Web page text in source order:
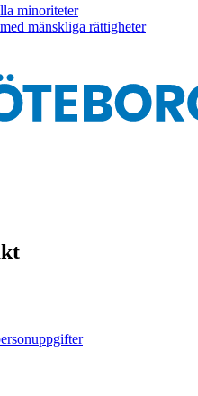
minoriteter
mänskliga rättigheter